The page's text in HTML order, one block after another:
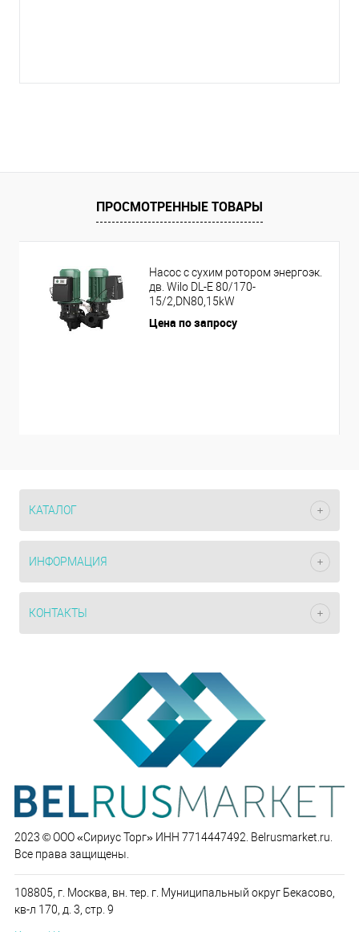
ПРОСМОТРЕННЫЕ ТОВАРЫ
Насос с сухим ротором энергоэк.
дв. Wilo DL-E 80/170-
15/2,DN80,15kW
Цена по запросу
КАТАЛОГ
ИНФОРМАЦИЯ
КОНТАКТЫ
2023 © ООО «Сириус Торг» ИНН 7714447492. Belrusmarket.ru.
Все права защищены.
108805, г. Москва, вн. тер. г. Муниципальный округ Бекасово,
кв-л 170, д. 3, стр. 9